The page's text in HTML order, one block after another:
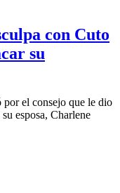
con Cuto
su
el consejo que le dio
esposa, Charlene